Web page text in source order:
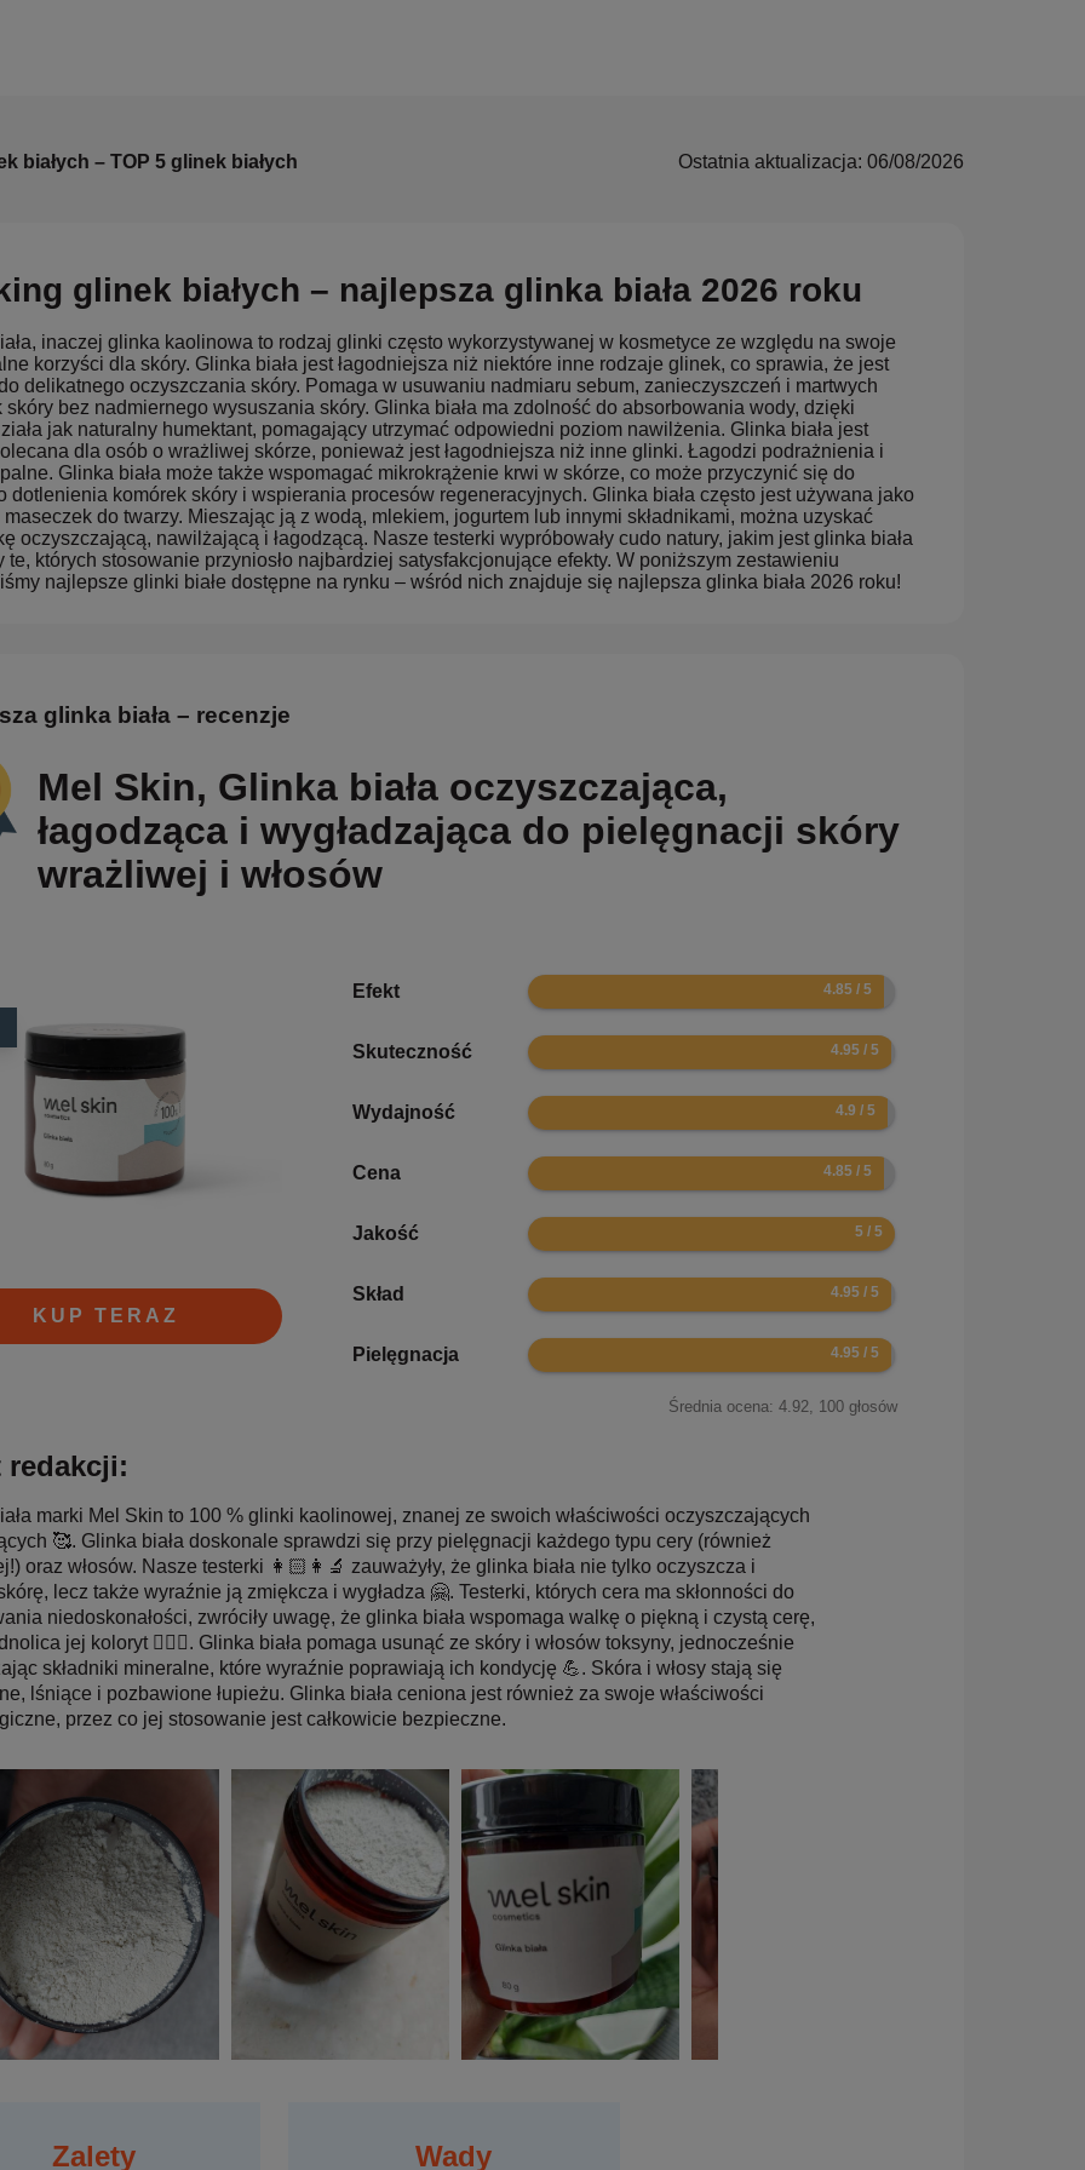
białych – TOP 5 glinek białych Ostatnia aktualizacja: 06/08/2026
glinek białych – najlepsza glinka biała 2026 roku
inaczej glinka kaolinowa to rodzaj glinki często wykorzystywanej w kosmetyce ze względu na swoje
korzyści dla skóry. Glinka biała jest łagodniejsza niż niektóre inne rodzaje glinek, co sprawia, że jest
delikatnego oczyszczania skóry. Pomaga w usuwaniu nadmiaru sebum, zanieczyszczeń i martwych
skóry bez nadmiernego wysuszania skóry. Glinka biała ma zdolność do absorbowania wody, dzięki
jak naturalny humektant, pomagający utrzymać odpowiedni poziom nawilżenia. Glinka biała jest
dla osób o wrażliwej skórze, ponieważ jest łagodniejsza niż inne glinki. Łagodzi podrażnienia i
Glinka biała może także wspomagać mikrokrążenie krwi w skórze, co może przyczynić się do
dotlenienia komórek skóry i wspierania procesów regeneracyjnych. Glinka biała często jest używana jako
maseczek do twarzy. Mieszając ją z wodą, mlekiem, jogurtem lub innymi składnikami, można uzyskać
oczyszczającą, nawilżającą i łagodzącą. Nasze testerki wypróbowały cudo natury, jakim jest glinka biała
te, których stosowanie przyniosło najbardziej satysfakcjonujące efekty. W poniższym zestawieniu
najlepsze glinki białe dostępne na rynku – wśród nich znajduje się najlepsza glinka biała 2026 roku!
glinka biała – recenzje
Mel Skin, Glinka biała oczyszczająca,
łagodząca i wygładzająca do pielęgnacji skóry
wrażliwej i włosów
KUP TERAZ
Efekt 9.7
Skuteczność 9.9
Wydajność 9.8
Cena 9.7
Jakość 10
Skład 9.9
Pielęgnacja 9.9
Średnia ocena: 4.92, 100 głosów
redakcji:
marki Mel Skin to 100 % glinki kaolinowej, znanej ze swoich właściwości oczyszczających
🥰. Glinka biała doskonale sprawdzi się przy pielęgnacji każdego typu cery (również
oraz włosów. Nasze testerki 👩🏻‍👩‍🔬 zauważyły, że glinka biała nie tylko oczyszcza i
lecz także wyraźnie ją zmiękcza i wygładza 🤗. Testerki, których cera ma skłonności do
niedoskonałości, zwróciły uwagę, że glinka biała wspomaga walkę o piękną i czystą cerę,
jej koloryt 👱🏻‍♀️. Glinka biała pomaga usunąć ze skóry i włosów toksyny, jednocześnie
składniki mineralne, które wyraźnie poprawiają ich kondycję 💪. Skóra i włosy stają się
lśniące i pozbawione łupieżu. Glinka biała ceniona jest również za swoje właściwości
przez co jej stosowanie jest całkowicie bezpieczne.
Zalety Wady